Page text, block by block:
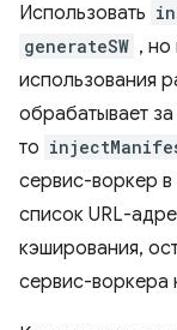
Использовать
generateSW , но
использования
обрабатывает
то
сервис-воркер в
список URL-
кэширования,
сервис-воркера